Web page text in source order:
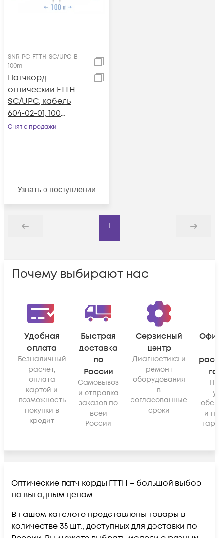
SNR-PC-FTTH-SC/UPC-B-
100m
Патчкорд
оптический FTTH
SC/UPC, кабель
604-02-01, 100
метров
Снят с продажи
Узнать о поступлении
Назад
1
Дальше
Почему выбирают нас
Удобная
оплата
Безналичный
расчёт,
оплата
картой и
возможность
покупки в
кредит
Быстрая
доставка
по
России
Самовывоз
и отправка
заказов по
всей
России
Сервисный
центр
Диагностика и
ремонт
оборудования
в
согласованные
сроки
и
Оптические патч корды FTTH – большой выбор
по выгодным ценам.
В нашем каталоге представлены товары в
количестве 35 шт., доступных для доставки по